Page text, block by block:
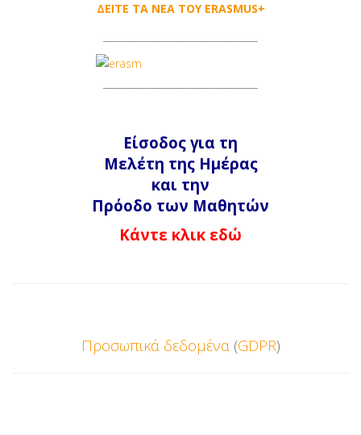
ΔΕΙΤΕ ΤΑ ΝΕΑ ΤΟΥ ERASMUS+
Είσοδος για τη
Μελέτη της Ημέρας
και την
Πρόοδο των Μαθητών
Κάντε κλικ εδώ
Προσωπικά δεδομένα(GDPR)